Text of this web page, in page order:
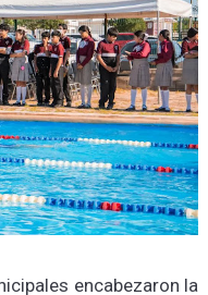
encabezaron la